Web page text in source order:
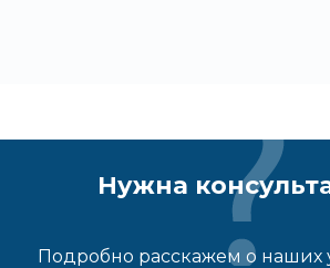
Нужна
Подробно расскажем о наших